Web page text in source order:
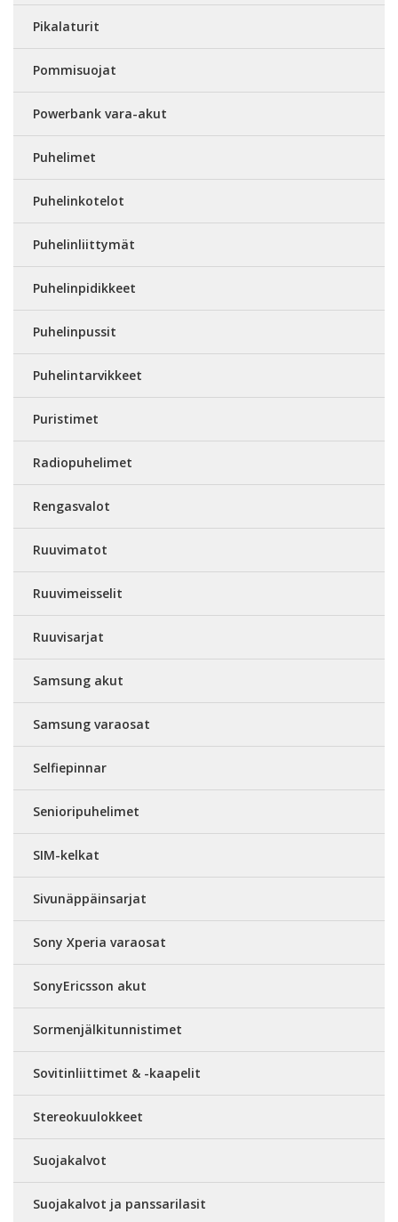
Pikalaturit
Pommisuojat
Powerbank vara-akut
Puhelimet
Puhelinkotelot
Puhelinliittymät
Puhelinpidikkeet
Puhelinpussit
Puhelintarvikkeet
Puristimet
Radiopuhelimet
Rengasvalot
Ruuvimatot
Ruuvimeisselit
Ruuvisarjat
Samsung akut
Samsung varaosat
Selfiepinnar
Senioripuhelimet
SIM-kelkat
Sivunäppäinsarjat
Sony Xperia varaosat
SonyEricsson akut
Sormenjälkitunnistimet
Sovitinliittimet & -kaapelit
Stereokuulokkeet
Suojakalvot
Suojakalvot ja panssarilasit